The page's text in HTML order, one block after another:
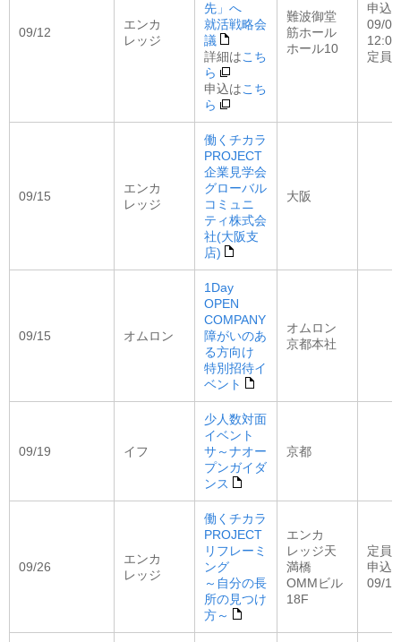
09/12
エンカ
レッジ
先」へ
就活戦略会
議
詳細はこち
ら
申込はこち
ら
難波御堂
筋ホール
ホール10
申込
09/
12:00
定員
09/15
エンカ
レッジ
働くチカラ
PROJECT
企業見学会
グローバル
コミュニ
ティ株式会
社(大阪支
店)
大阪
09/15 オムロン
1Day
OPEN
COMPANY
障がいのあ
る方向け
特別招待イ
ベント
オムロン
京都本社
09/19 イフ
少人数対面
イベント
サ～ナオー
プンガイダ
ンス
京都
09/26
エンカ
レッジ
働くチカラ
PROJECT
リフレーミ
ング
～自分の長
所の見つけ
方～
エンカ
レッジ天
満橋
OMMビル
18F
定員
申込
09/11